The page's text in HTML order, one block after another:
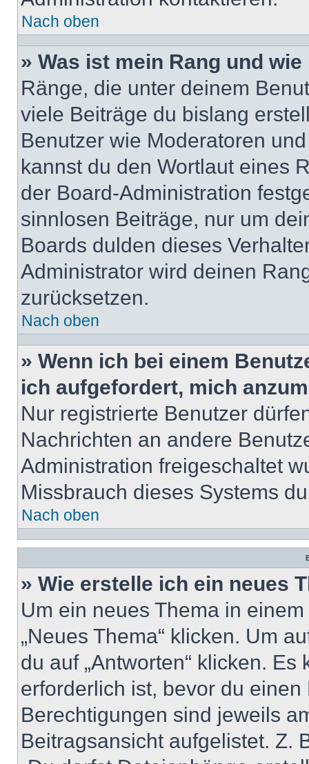
Nach oben
» Was ist mein Rang und
Ränge, die unter deinem
viele Beiträge du bislang
Benutzer wie Moderatoren
kannst du den Wortlaut eines
der Board-Administration
sinnlosen Beiträge, nur um
Boards dulden dieses
Administrator wird deinen
zurücksetzen.
Nach oben
» Wenn ich bei einem
ich aufgefordert, mich
Nur registrierte Benutzer
Nachrichten an andere
Administration freigeschaltet
Missbrauch dieses Systems
Nach oben
» Wie erstelle ich ein neues
Um ein neues Thema in
„Neues Thema“ klicken. Um
du auf „Antworten“ klicken.
erforderlich ist, bevor du
Berechtigungen sind jeweils
Beitragsansicht aufgelistet. Z.